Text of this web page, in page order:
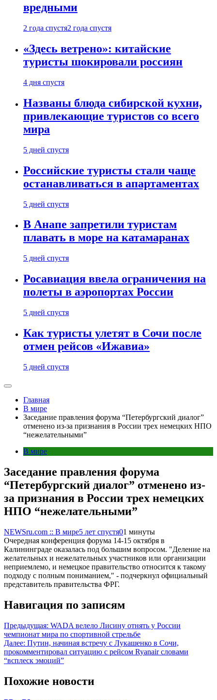
вредными
2 года спустя2 года спустя
«Здесь ветрено»: китайские
туристы шокировали россиян
4 дня спустя
Названы блюда сибирской кухни,
привлекающие туристов со всего
мира
5 дней спустя
Российские туристы стали чаще
останавливаться в апартаментах
5 дней спустя
В Анапе запретили туристам
плавать в море на катамаранах
5 дней спустя
Росавиация ввела ограничения на
полеты в аэропортах России
5 дней спустя
Как туристы улетят в Сочи после
отмен рейсов «Ижавиа»
5 дней спустя
Главная
В мире
Заседание правления форума “Петербургский диалог”
отменено из-за признания в России трех немецких НПО
“нежелательными”
В мире
Заседание правления форума
“Петербургский диалог” отменено из-
за признания в России трех немецких
НПО “нежелательными”
NEWSru.com :: В мире5 лет спустя01 минуты
Очередная конференция форума 14-15 октября в
Калининграде оказалась под большим вопросом. "Деление на
желательных и нежелательных участников или организации
неприемлемо, и немецкое правительство относится к такому
подходу с полным пониманием," - подчеркнул официальный
представитель правительства ФРГ.
Навигация по записям
Предыдущая: WADA велело Лисину отнять у России
чемпионат мира по спортивной стрельбе
Далее: Путин, начиная встречу с Лукашенко в Сочи,
прокомментировал ситуацию с рейсом Ryanair словами
“всплеск эмоций”
Похожие новости